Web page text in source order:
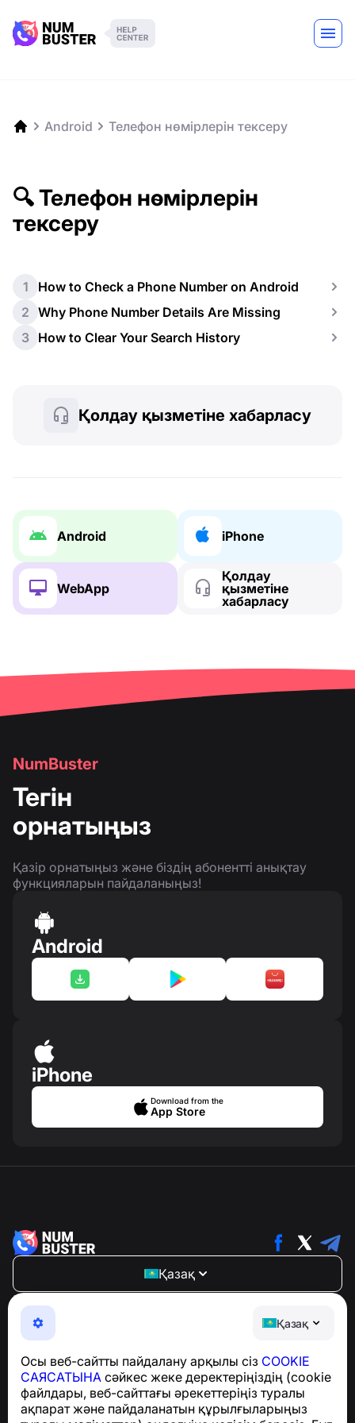
Қазақ
Осы веб-сайтты пайдалану арқылы сіз COOKIE
САЯСАТЫНА сәйкес жеке деректеріңіздің (cookie
файлдары, веб-сайттағы әрекеттеріңіз туралы
ақпарат және пайдаланатын құрылғыларыңыз
Android Телефон нөмірлерін тексеру
🔍 Телефон нөмірлерін
тексеру
1
How to Check a Phone Number on Android
2 Why Phone Number Details Are Missing
3 How to Clear Your Search History
Қолдау қызметіне хабарласу
Android iPhone
WebApp
Қолдау
қызметіне
хабарласу
NumBuster
Тегін
орнатыңыз
Қазір орнатыңыз және біздің абонентті анықтау
функцияларын пайдаланыңыз!
Android
iPhone
Download from the
App Store
Қазақ
NumBuster © 2013—2026 ·
Телефон алаяқтарынан, спамнан және қажетсіз
хабарламалардан қорғайтын ыңғайлы қолданба
үшін: support@numbuster.com
Анықтама орталығы